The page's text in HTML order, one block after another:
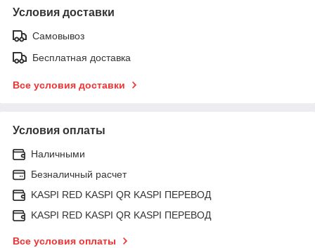
Условия доставки
Самовывоз
Бесплатная доставка
Все условия доставки
Условия оплаты
Наличными
Безналичный расчет
KASPI RED KASPI QR KASPI ПЕРЕВОД
KASPI RED KASPI QR KASPI ПЕРЕВОД
Все условия оплаты